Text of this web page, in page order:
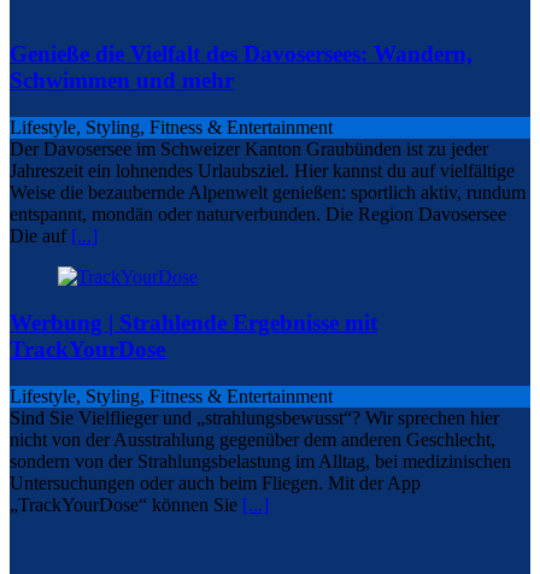
Genieße die Vielfalt des Davosersees: Wandern,
Schwimmen und mehr
Lifestyle, Styling, Fitness & Entertainment
Der Davosersee im Schweizer Kanton Graubünden ist zu jeder
Jahreszeit ein lohnendes Urlaubsziel. Hier kannst du auf vielfältige
Weise die bezaubernde Alpenwelt genießen: sportlich aktiv, rundum
entspannt, mondän oder naturverbunden. Die Region Davosersee
Die auf [...]
Werbung | Strahlende Ergebnisse mit
TrackYourDose
Lifestyle, Styling, Fitness & Entertainment
Sind Sie Vielflieger und „strahlungsbewusst“? Wir sprechen hier
nicht von der Ausstrahlung gegenüber dem anderen Geschlecht,
sondern von der Strahlungsbelastung im Alltag, bei medizinischen
Untersuchungen oder auch beim Fliegen. Mit der App
„TrackYourDose“ können Sie [...]